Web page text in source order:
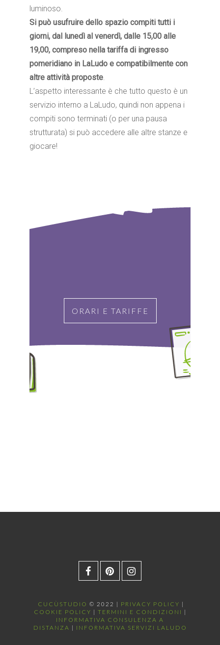
luminoso.
Si può usufruire dello spazio compiti tutti i
giorni, dal lunedì al venerdì, dalle 15,00 alle
19,00, compreso nella tariffa di ingresso
pomeridiano in LaLudo e compatibilmente con
altre attività proposte.
L’aspetto interessante è che tutto questo è un
servizio interno a LaLudo, quindi non appena i
compiti sono terminati (o per una pausa
strutturata) si può accedere alle altre stanze e
giocare!
ORARI E TARIFFE
CUCÙSTUDIO © 2022 | PRIVACY POLICY |
COOKIE POLICY | TERMINI E CONDIZIONI |
INFORMATIVA CONSULENZA A
DISTANZA | INFORMATIVA SERVIZI LALUDO